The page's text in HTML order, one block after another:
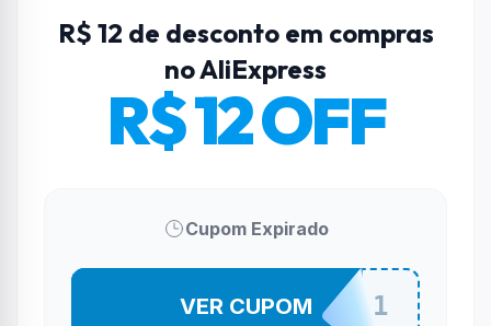
R$ 12 de desconto em compras
no AliExpress
R$ 12 OFF
Cupom Expirado
2026BR1
VER CUPOM